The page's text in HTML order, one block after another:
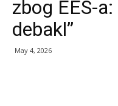
zbog EES-
debakl”
May 4, 2026